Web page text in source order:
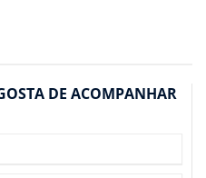
DE ACOMPANHAR